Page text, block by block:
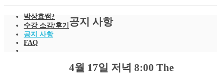
박상효쌤?
수강 소감/후기
공지 사항
FAQ
공지 사항
4월 17일 저녁 8:00 The